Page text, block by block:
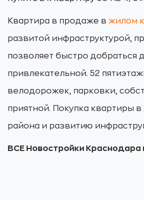
Квартира в продаже в жилом
развитой инфраструктурой,
позволяет быстро добраться
привлекательной. 52
велодорожек, парковки,
приятной. Покупка квартиры
района и развитию
ВСЕ Новостройки